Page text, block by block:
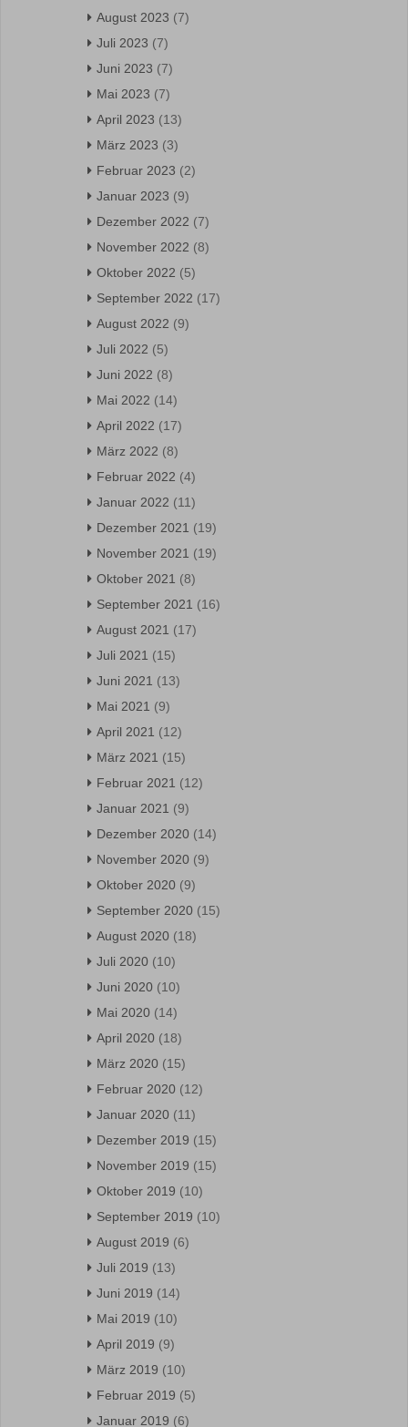
August 2023 (7)
Juli 2023 (7)
Juni 2023 (7)
Mai 2023 (7)
April 2023 (13)
März 2023 (3)
Februar 2023 (2)
Januar 2023 (9)
Dezember 2022 (7)
November 2022 (8)
Oktober 2022 (5)
September 2022 (17)
August 2022 (9)
Juli 2022 (5)
Juni 2022 (8)
Mai 2022 (14)
April 2022 (17)
März 2022 (8)
Februar 2022 (4)
Januar 2022 (11)
Dezember 2021 (19)
November 2021 (19)
Oktober 2021 (8)
September 2021 (16)
August 2021 (17)
Juli 2021 (15)
Juni 2021 (13)
Mai 2021 (9)
April 2021 (12)
März 2021 (15)
Februar 2021 (12)
Januar 2021 (9)
Dezember 2020 (14)
November 2020 (9)
Oktober 2020 (9)
September 2020 (15)
August 2020 (18)
Juli 2020 (10)
Juni 2020 (10)
Mai 2020 (14)
April 2020 (18)
März 2020 (15)
Februar 2020 (12)
Januar 2020 (11)
Dezember 2019 (15)
November 2019 (15)
Oktober 2019 (10)
September 2019 (10)
August 2019 (6)
Juli 2019 (13)
Juni 2019 (14)
Mai 2019 (10)
April 2019 (9)
März 2019 (10)
Februar 2019 (5)
Januar 2019 (6)